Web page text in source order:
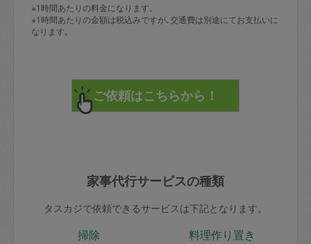
※1時間あたりの料金になります。
※1時間あたりの金額は税込みですが､交通費は別途にてお支払いに
なります｡
家事代行サービスの種類
タスカジで依頼できるサービスは下記となります。
掃除 料理作り置き